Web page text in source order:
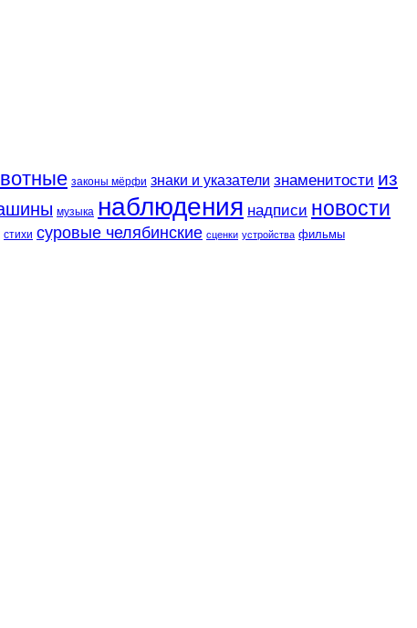
законы мёрфи знаки и указатели знаменитости из
музыка наблюдения надписи новости
стихи суровые челябинские сценки устройства фильмы